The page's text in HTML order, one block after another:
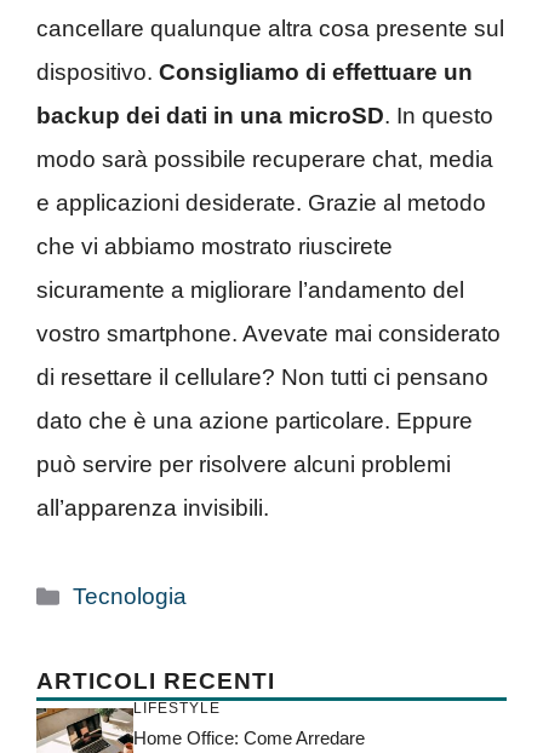
cancellare qualunque altra cosa presente sul
dispositivo. Consigliamo di effettuare un
backup dei dati in una microSD. In questo
modo sarà possibile recuperare chat, media
e applicazioni desiderate. Grazie al metodo
che vi abbiamo mostrato riuscirete
sicuramente a migliorare l’andamento del
vostro smartphone. Avevate mai considerato
di resettare il cellulare? Non tutti ci pensano
dato che è una azione particolare. Eppure
può servire per risolvere alcuni problemi
all’apparenza invisibili.
Categorie
Tecnologia
ARTICOLI RECENTI
LIFESTYLE
Home Office: Come Arredare